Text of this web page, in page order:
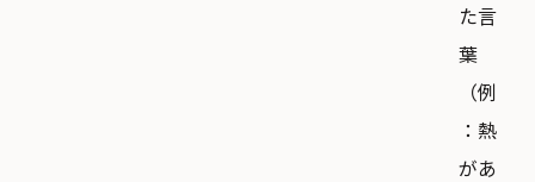
た言
葉
（例
：熱
があ